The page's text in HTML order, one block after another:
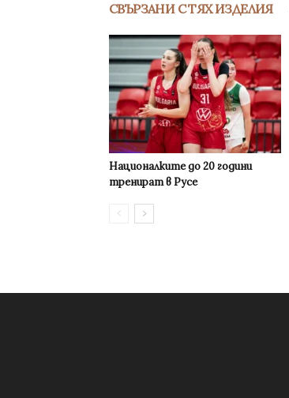
СВЪРЗАНИ С ТЯХ ИЗДЕЛИЯ
Националките до 20 години
тренират в Русе